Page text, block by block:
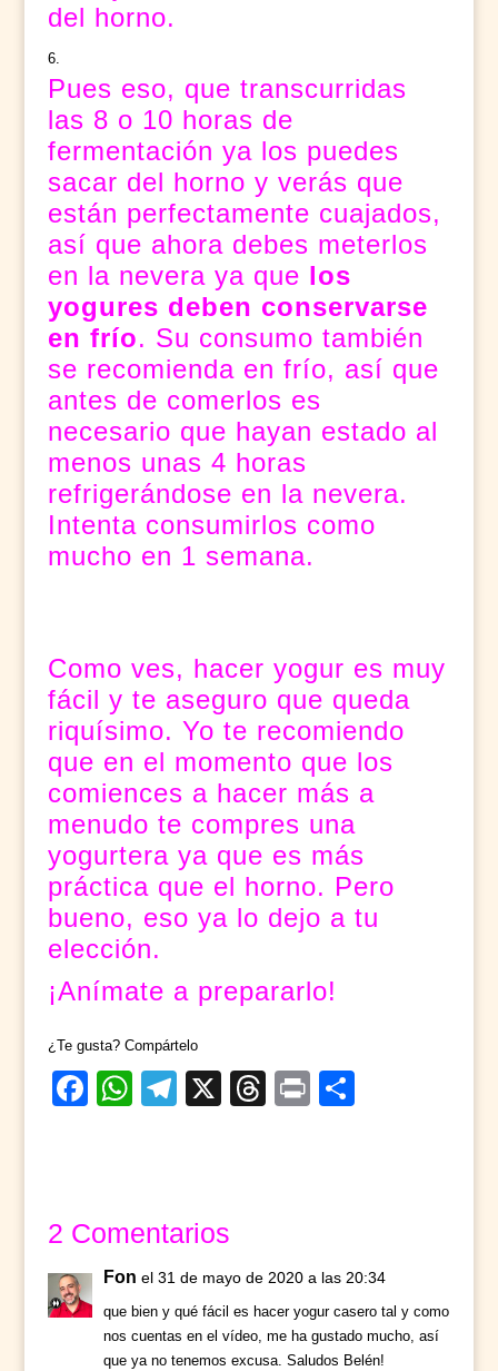
del horno.
Pues eso, que transcurridas
las 8 o 10 horas de
fermentación ya los puedes
sacar del horno y verás que
están perfectamente cuajados,
así que ahora debes meterlos
en la nevera ya que los
yogures deben conservarse
en frío. Su consumo también
se recomienda en frío, así que
antes de comerlos es
necesario que hayan estado al
menos unas 4 horas
refrigerándose en la nevera.
Intenta consumirlos como
mucho en 1 semana.
Como ves, hacer yogur es muy
fácil y te aseguro que queda
riquísimo. Yo te recomiendo
que en el momento que los
comiences a hacer más a
menudo te compres una
yogurtera ya que es más
práctica que el horno. Pero
bueno, eso ya lo dejo a tu
elección.
¡Anímate a prepararlo!
¿Te gusta? Compártelo
F
b
o
o
k
W
A
p
p
T
a
m
X
T
s
Pr
tir
2 Comentarios
Fon el 31 de mayo de 2020 a las 20:34
que bien y qué fácil es hacer yogur casero tal y como
nos cuentas en el vídeo, me ha gustado mucho, así
que ya no tenemos excusa. Saludos Belén!